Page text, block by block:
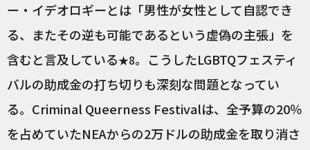
ー・イデオロギーとは「男性が女性として自認でき
る、またその逆も可能であるという虚偽の主張」を
含むと言及している★8。こうしたLGBTQフェスティ
バルの助成金の打ち切りも深刻な問題となってい
る。Criminal Queerness Festivalは、全予算の20％
を占めていたNEAからの2万ドルの助成金を取り消さ